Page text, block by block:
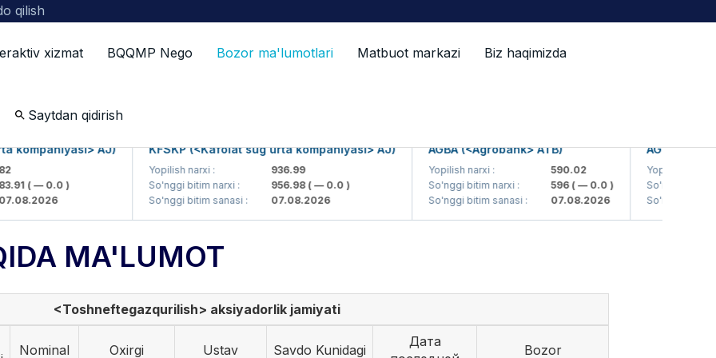
qilish
xizmat BQQMP Nego Bozor ma'lumotlari Matbuot markazi Biz haqimizda
Saytdan qidirish
AJ)
( — 0.0 )
KFSKP (<Kafolat sug'urta kompaniyasi> AJ)
Yopilish narxi :
936.99
So'nggi bitim narxi :
956.98( — 0.0 )
So'nggi bitim sanasi :
07.08.2026
AGBA (<Agrobank> ATB)
Yopilish narxi :
590.02
So'nggi bitim narxi :
596( — 0.0 )
So'nggi bitim sanasi :
07.08.2026
AGBAP
Yopilish narxi :
So'nggi bitim narxi
So'nggi bitim
MA'LUMOT
<Toshneftegazqurilish> aksiyadorlik jamiyati
Nominal
Oxirgi
Ustav
Savdo Kunidagi
Дата
Bozor